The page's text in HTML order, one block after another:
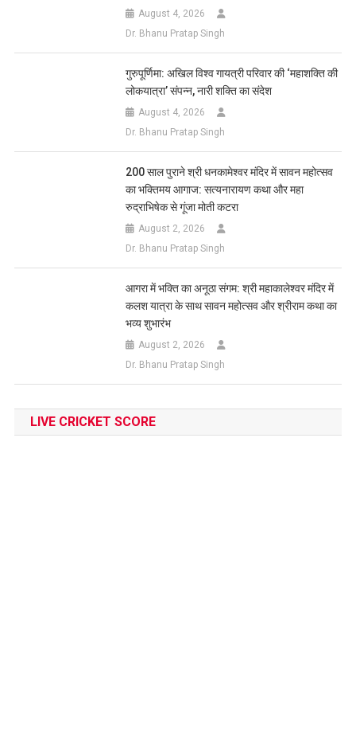
August 4, 2026
Dr. Bhanu Pratap Singh
गुरुपूर्णिमा: अखिल विश्व गायत्री परिवार की ‘महाशक्ति की
लोकयात्रा’ संपन्न, नारी शक्ति का संदेश
August 4, 2026
Dr. Bhanu Pratap Singh
200 साल पुराने श्री धनकामेश्वर मंदिर में सावन महोत्सव
का भक्तिमय आगाज: सत्यनारायण कथा और महा
रुद्राभिषेक से गूंजा मोती कटरा
August 2, 2026
Dr. Bhanu Pratap Singh
आगरा में भक्ति का अनूठा संगम: श्री महाकालेश्वर मंदिर में
कलश यात्रा के साथ सावन महोत्सव और श्रीराम कथा का
भव्य शुभारंभ
August 2, 2026
Dr. Bhanu Pratap Singh
LIVE CRICKET SCORE